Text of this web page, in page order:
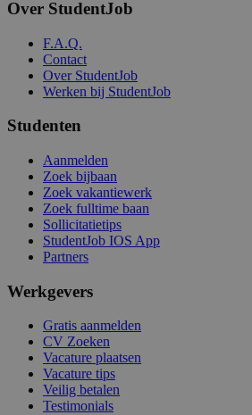
Over StudentJob
F.A.Q.
Contact
Over StudentJob
Werken bij StudentJob
Studenten
Aanmelden
Zoek bijbaan
Zoek vakantiewerk
Zoek fulltime baan
Sollicitatietips
StudentJob IOS App
Partners
Werkgevers
Gratis aanmelden
CV Zoeken
Vacature plaatsen
Vacature tips
Veilig betalen
Testimonials